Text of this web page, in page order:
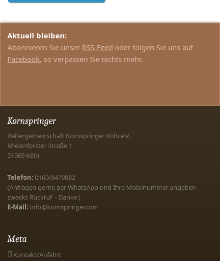
Aktuell bleiben:
Abonnieren Sie unser RSS-Feed oder folgen Sie uns auf
Facebook, so verpassen Sie nichts mehr.
Kornspringer
Reitergemeinschaft Kornspringer Köln e.V.
Mielenforster Straße 1
51069 Köln
Telefon: 0160/8479882
(Anfragen gerne per WhatsApp und Ihre Mobilnummer angeben
zwecks Rückruf – Danke.)
E-Mail: info@kornspringer.com
Meta
Kontakt/Anfahrt